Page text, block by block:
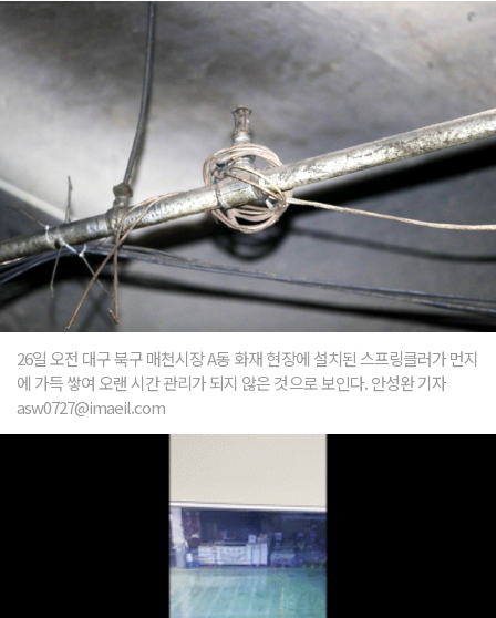
26일 오전 대구 북구 매천시장 A동 화재 현장에 설치된 스프링클러가 먼지
에 가득 쌓여 오랜 시간 관리가 되지 않은 것으로 보인다. 안성완 기자
asw0727@imaeil.com